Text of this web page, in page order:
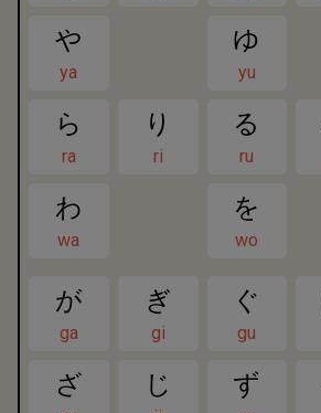
や
ya
ゆ
yu
ら
ra
り
ri
る
ru
わ
wa
を
wo
が
ga
ぎ
gi
ぐ
gu
ざ じ ず